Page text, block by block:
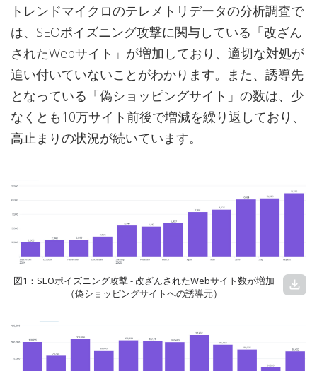
トレンドマイクロのテレメトリデータの分析調査で
は、SEOポイズニング攻撃に関与している「改ざん
されたWebサイト」が増加しており、適切な対処が
追い付いていないことがわかります。また、誘導先
となっている「偽ショッピングサイト」の数は、少
なくとも10万サイト前後で増減を繰り返しており、
高止まりの状況が続いています。
図1：SEOポイズニング攻撃 - 改ざんされたWebサイト数が増加
（偽ショッピングサイトへの誘導元）
download